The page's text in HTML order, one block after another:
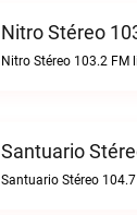
Nitro Stéreo
Nitro Stéreo 103.2 FM
Santuario
Santuario Stéreo